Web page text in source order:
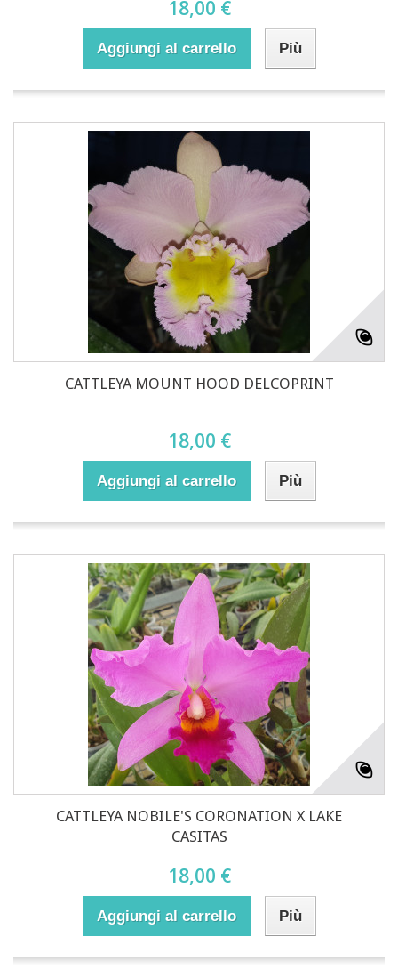
18,00 €
Aggiungi al carrello Più
CATTLEYA MOUNT HOOD DELCOPRINT
18,00 €
Aggiungi al carrello Più
CATTLEYA NOBILE'S CORONATION X LAKE
CASITAS
18,00 €
Aggiungi al carrello Più